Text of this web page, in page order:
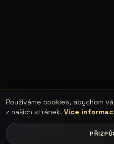
Používáme cookies, abychom
z našich stránek. Více